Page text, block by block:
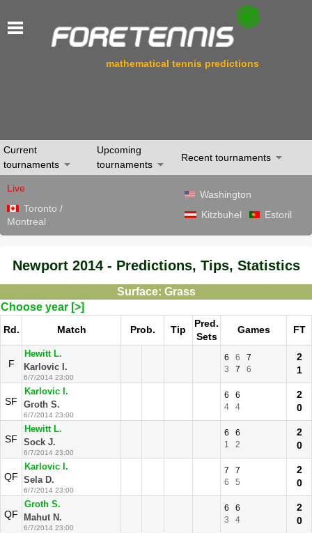
mathematical tennis predictions
Current
tournaments
Upcoming
tournaments
Recent tournaments
Live
Toronto /
Montreal
Washington
Kitzbuhel
Estoril
Newport 2014 - Predictions, Tips, Statistics
Surface: Grass
Choose year [>]
Rd. Match Prob. Tip
Pred.
Sets
Games FT
F
Hewitt L.
Karlovic I.
6/7/2014 23:00
6 6
7
3
7 6
2
1
SF
Karlovic I.
Groth S.
6/7/2014 23:00
6
6
4
4
2
0
SF
Hewitt L.
Sock J.
6/7/2014 23:00
6
6
1
2
2
0
QF
Karlovic I.
Sela D.
6/7/2014 23:00
7
7
6
5
2
0
QF
Groth S.
Mahut N.
6/7/2014 23:00
6
6
3
4
2
0